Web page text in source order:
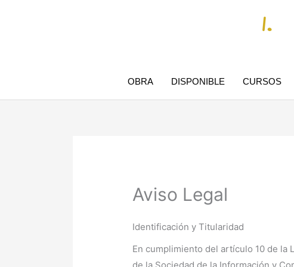
OBRA DISPONIBLE CURSOS
Aviso Legal
Identificación y Titularidad
En cumplimiento del artículo 10 de la